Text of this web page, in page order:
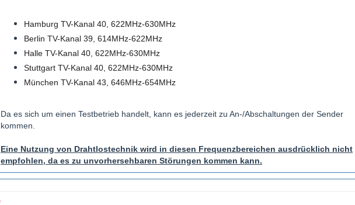
Hamburg TV-Kanal 40, 622MHz-630MHz
Berlin TV-Kanal 39, 614MHz-622MHz
Halle TV-Kanal 40, 622MHz-630MHz
Stuttgart TV-Kanal 40, 622MHz-630MHz
München TV-Kanal 43, 646MHz-654MHz
Da es sich um einen Testbetrieb handelt, kann es jederzeit zu An-/Abschaltungen der Sender
kommen.
Eine Nutzung von Drahtlostechnik wird in diesen Frequenzbereichen ausdrücklich nicht
empfohlen, da es zu unvorhersehbaren Störungen kommen kann.